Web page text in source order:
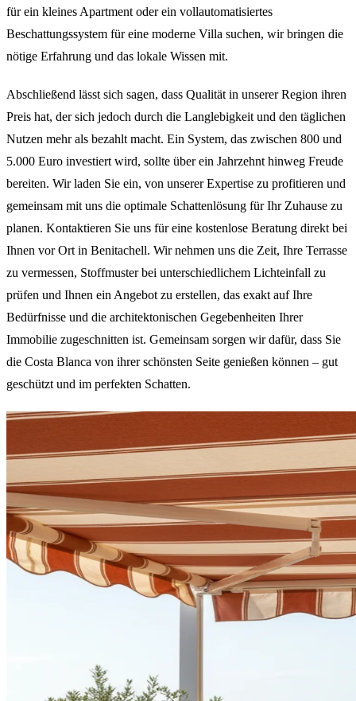
für ein kleines Apartment oder ein vollautomatisiertes
Beschattungssystem für eine moderne Villa suchen, wir bringen die
nötige Erfahrung und das lokale Wissen mit.
Abschließend lässt sich sagen, dass Qualität in unserer Region ihren
Preis hat, der sich jedoch durch die Langlebigkeit und den täglichen
Nutzen mehr als bezahlt macht. Ein System, das zwischen 800 und
5.000 Euro investiert wird, sollte über ein Jahrzehnt hinweg Freude
bereiten. Wir laden Sie ein, von unserer Expertise zu profitieren und
gemeinsam mit uns die optimale Schattenlösung für Ihr Zuhause zu
planen. Kontaktieren Sie uns für eine kostenlose Beratung direkt bei
Ihnen vor Ort in Benitachell. Wir nehmen uns die Zeit, Ihre Terrasse
zu vermessen, Stoffmuster bei unterschiedlichem Lichteinfall zu
prüfen und Ihnen ein Angebot zu erstellen, das exakt auf Ihre
Bedürfnisse und die architektonischen Gegebenheiten Ihrer
Immobilie zugeschnitten ist. Gemeinsam sorgen wir dafür, dass Sie
die Costa Blanca von ihrer schönsten Seite genießen können – gut
geschützt und im perfekten Schatten.